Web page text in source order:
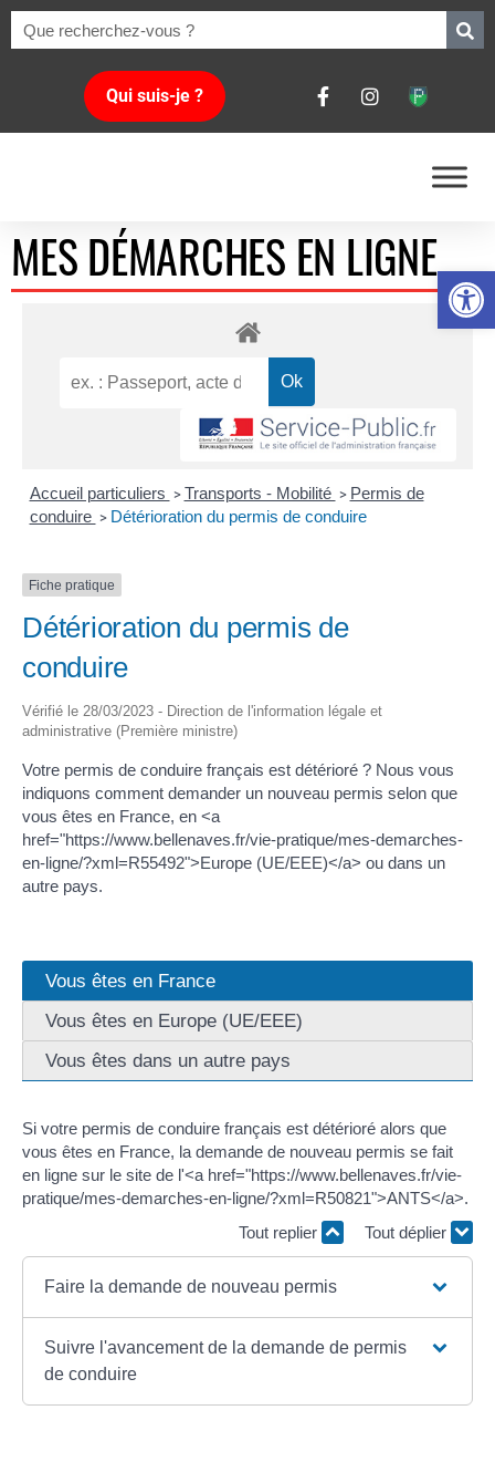
Ouvrir
Qui suis-je ?
MES DÉMARCHES EN LIGNE
Accueil particuliers > Transports - Mobilité > Permis de
conduire > Détérioration du permis de conduire
Fiche pratique
Détérioration du permis de
conduire
Vérifié le 28/03/2023 - Direction de l'information légale et
administrative (Première ministre)
Votre permis de conduire français est détérioré ? Nous vous
indiquons comment demander un nouveau permis selon que
vous êtes en France, en <a
href="https://www.bellenaves.fr/vie-pratique/mes-demarches-
en-ligne/?xml=R55492">Europe (UE/EEE)</a> ou dans un
autre pays.
Vous êtes en France
Vous êtes en Europe (UE/EEE)
Vous êtes dans un autre pays
Si votre permis de conduire français est détérioré alors que
vous êtes en France, la demande de nouveau permis se fait
en ligne sur le site de l'<a href="https://www.bellenaves.fr/vie-
pratique/mes-demarches-en-ligne/?xml=R50821">ANTS</a>.
Tout replier
Tout déplier
Faire la demande de nouveau permis
Suivre l'avancement de la demande de permis
de conduire